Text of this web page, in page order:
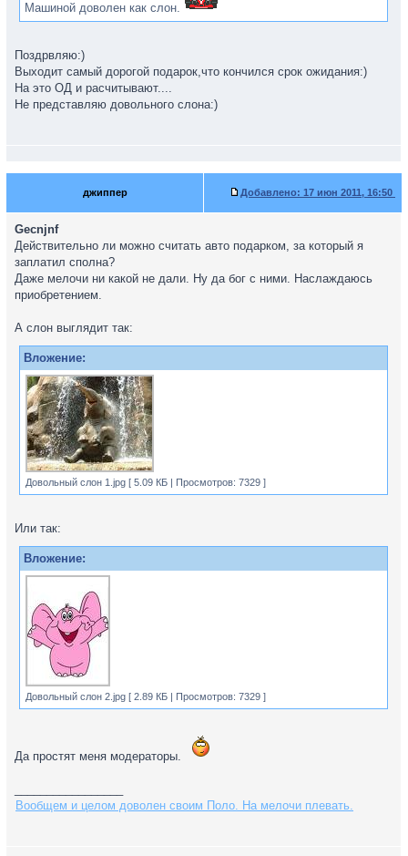
Машиной доволен как слон.
Поздрвляю:)
Выходит самый дорогой подарок,что кончился срок ожидания:)
На это ОД и расчитывают....
Не представляю довольного слона:)
джиппер Добавлено: 17 июн 2011, 16:50
Gecnjnf
Действительно ли можно считать авто подарком, за который я
заплатил сполна?
Даже мелочи ни какой не дали. Ну да бог с ними. Наслаждаюсь
приобретением.
А слон выглядит так:
Вложение:
Довольный слон 1.jpg [ 5.09 КБ | Просмотров: 7329 ]
Или так:
Вложение:
Довольный слон 2.jpg [ 2.89 КБ | Просмотров: 7329 ]
Да простят меня модераторы.
Вообщем и целом доволен своим Поло. На мелочи плевать.